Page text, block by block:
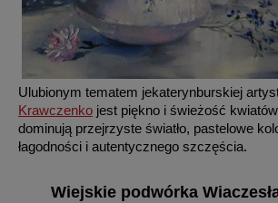
Ulubionym tematem jekaterynburskiej
Krawczenko jest piękno i świeżość
dominują przejrzyste światło, pastelowe
łagodności i autentycznego szczęścia.
Wiejskie podwórka